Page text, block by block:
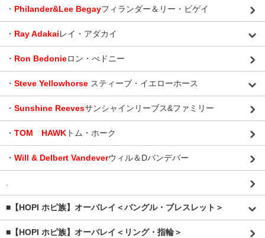
・ Philander&Lee Begayフィランダー＆リー・ビゲイ
・ Ray Adakaiレイ・アダカイ
・ Ron Bedonieロン・べドニー
・ Steve Yellowhorse スティーブ・イエローホース
・ Sunshine Reevesサンシャインリーブス&ファミリー
・ TOM HAWK トム・ホーク
・ Will & Delbert Vandeverウィル＆Dバンデバー
.
■【HOPI ホピ族】オーバレイ＜バングル・ブレスレット＞
■【HOPI ホピ族】オーバレイ＜リング・指輪＞